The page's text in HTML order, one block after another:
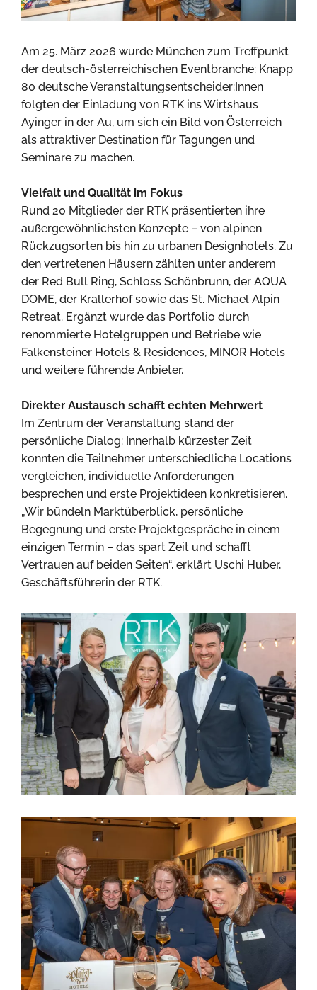
Am 25. März 2026 wurde München zum Treffpunkt
der deutsch-österreichischen Eventbranche: Knapp
80 deutsche Veranstaltungsentscheider:Innen
folgten der Einladung von RTK ins Wirtshaus
Ayinger in der Au, um sich ein Bild von Österreich
als attraktiver Destination für Tagungen und
Seminare zu machen.
Vielfalt und Qualität im Fokus
Rund 20 Mitglieder der RTK präsentierten ihre
außergewöhnlichsten Konzepte – von alpinen
Rückzugsorten bis hin zu urbanen Designhotels. Zu
den vertretenen Häusern zählten unter anderem
der Red Bull Ring, Schloss Schönbrunn, der AQUA
DOME, der Krallerhof sowie das St. Michael Alpin
Retreat. Ergänzt wurde das Portfolio durch
renommierte Hotelgruppen und Betriebe wie
Falkensteiner Hotels & Residences, MINOR Hotels
und weitere führende Anbieter.
Direkter Austausch schafft echten Mehrwert
Im Zentrum der Veranstaltung stand der
persönliche Dialog: Innerhalb kürzester Zeit
konnten die Teilnehmer unterschiedliche Locations
vergleichen, individuelle Anforderungen
besprechen und erste Projektideen konkretisieren.
„Wir bündeln Marktüberblick, persönliche
Begegnung und erste Projektgespräche in einem
einzigen Termin – das spart Zeit und schafft
Vertrauen auf beiden Seiten“, erklärt Uschi Huber,
Geschäftsführerin der RTK.